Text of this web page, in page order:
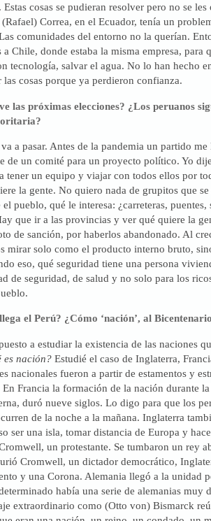
cosas se pudieran resolver pero no se
Correa, en el Ecuador, tenía un
comunidades del entorno no la querían.
a Chile, donde estaba la misma empresa, para
tecnología, salvar el agua. No lo han hecho
las cosas porque ya perdieron confianza.
las próximas elecciones? ¿Los peruanos
a pasar. Antes de la pandemia un partido
de un comité para un proyecto político. Yo
tener un equipo y viajar con todos ellos por
la gente. No quiero nada de grupitos que
el pueblo, qué le interesa: ¿carreteras,
que ir a las provincias y ver qué quiere la
de sanción, por haberlos abandonado. Al
mirar solo como el producto interno bruto,
eso, qué seguridad tiene una persona
de seguridad, de salud y no solo para los
el Perú? ¿Cómo ‘nación’, al
a estudiar la existencia de las naciones
es nación?Estudié el caso de Inglaterra,
nacionales fueron a partir de estamentos y
En Francia la formación de la nación durante
duró nueve siglos. Lo digo para que los
de la noche a la mañana. Inglaterra
ser una isla, tomar distancia de Europa y
un protestante. Se tumbaron un rey
Cromwell, un dictador democrático,
y una Corona. Alemania llegó a la unidad
había una serie de alemanias muy
extraordinario como (Otto von) Bismarck